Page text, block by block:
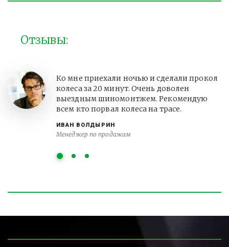
Отзывы:
ИВАН ВОЛДЫРИН
Менеджер по продажам
Ко мне приехали ночью и сделали прокол
колеса за 20 минут. Очень доволен
выездным шиномонтжем. Рекомендую
всем кто порвал колеса на трасе.